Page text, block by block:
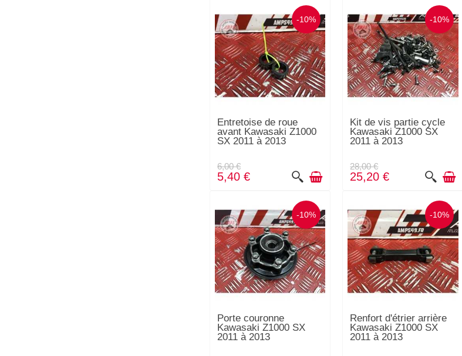
-10%
Entretoise de roue
avant Kawasaki Z1000
SX 2011 à 2013
6,00 €
5,40 €
-10%
Kit de vis partie cycle
Kawasaki Z1000 SX
2011 à 2013
28,00 €
25,20 €
-10%
Porte couronne
Kawasaki Z1000 SX
2011 à 2013
-10%
Renfort d'étrier arrière
Kawasaki Z1000 SX
2011 à 2013